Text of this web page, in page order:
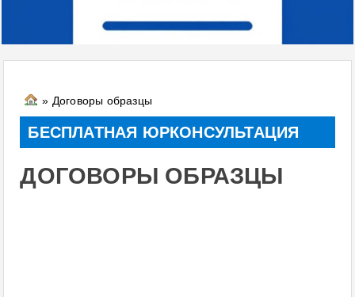
» Договоры образцы
БЕСПЛАТНАЯ ЮРКОНСУЛЬТАЦИЯ
ДОГОВОРЫ ОБРАЗЦЫ